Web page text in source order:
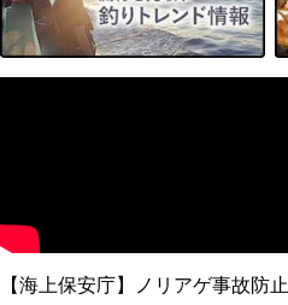
【海上保安庁】ノリアゲ事故防止